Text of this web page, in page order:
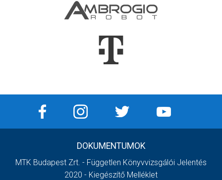
DOKUMENTUMOK
MTK Budapest Zrt. - Független Könyvvizsgálói Jelentés
2020 - Kiegészítő Melléklet